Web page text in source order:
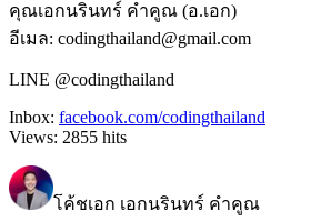
คุณเอกนรินทร์ คำคูณ (อ.เอก)
อีเมล: codingthailand@gmail.com
LINE @codingthailand
Inbox: facebook.com/codingthailand
Views: 2855 hits
โค้ชเอก เอกนรินทร์ คำคูณ